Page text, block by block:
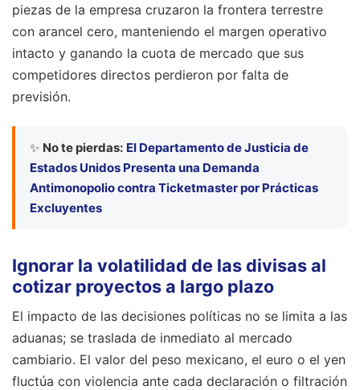
piezas de la empresa cruzaron la frontera terrestre
con arancel cero, manteniendo el margen operativo
intacto y ganando la cuota de mercado que sus
competidores directos perdieron por falta de
previsión.
✨ No te pierdas: El Departamento de Justicia de
Estados Unidos Presenta una Demanda
Antimonopolio contra Ticketmaster por Prácticas
Excluyentes
Ignorar la volatilidad de las divisas al
cotizar proyectos a largo plazo
El impacto de las decisiones políticas no se limita a las
aduanas; se traslada de inmediato al mercado
cambiario. El valor del peso mexicano, el euro o el yen
fluctúa con violencia ante cada declaración o filtración